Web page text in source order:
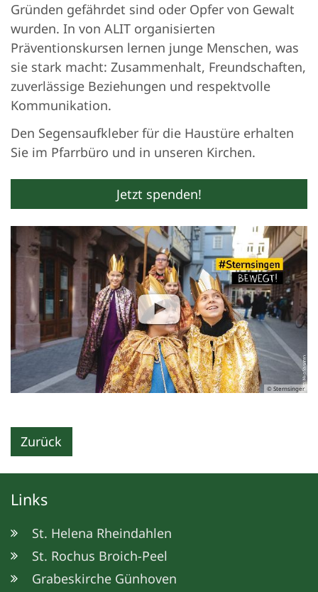
Gründen gefährdet sind oder Opfer von Gewalt
wurden. In von ALIT organisierten
Präventionskursen lernen junge Menschen, was
sie stark macht: Zusammenhalt, Freundschaften,
zuverlässige Beziehungen und respektvolle
Kommunikation.
Den Segensaufkleber für die Haustüre erhalten
Sie im Pfarrbüro und in unseren Kirchen.
Jetzt spenden!
© Sternsinger
Zurück
Links
St. Helena Rheindahlen
St. Rochus Broich-Peel
Grabeskirche Günhoven